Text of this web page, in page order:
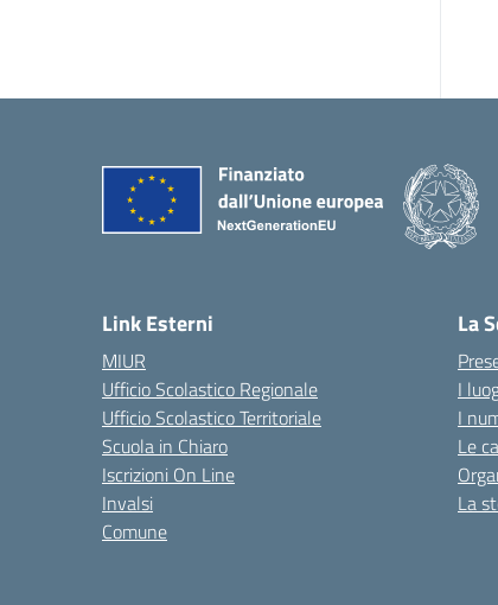
Link Esterni
MIUR
Ufficio Scolastico Regionale
Ufficio Scolastico Territoriale
Scuola in Chiaro
Iscrizioni On Line
Invalsi
Comune
La
I
I
Le
La